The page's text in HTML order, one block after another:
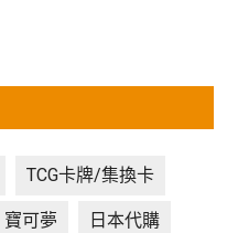
TCG卡牌/集換卡
寶可夢 日本代購